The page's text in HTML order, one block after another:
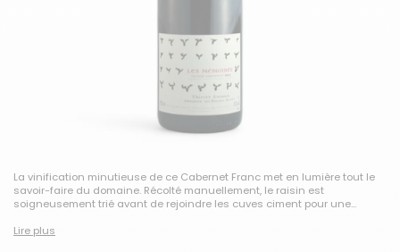
La vinification minutieuse de ce Cabernet Franc met en lumière tout le
savoir-faire du domaine. Récolté manuellement, le raisin est
soigneusement trié avant de rejoindre les cuves ciment pour une...
Lire plus